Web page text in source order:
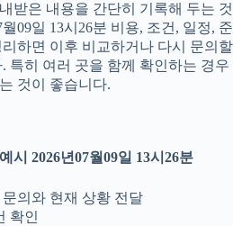
받은 내용을 간단히 기록해 두는 것
09일 13시26분 비용, 조건, 일정, 준
하면 이후 비교하거나 다시 문의할
특히 여러 곳을 함께 확인하는 경우
것이 좋습니다.
시 2026년07월09일 13시26분
의와 현재 상황 전달
확인